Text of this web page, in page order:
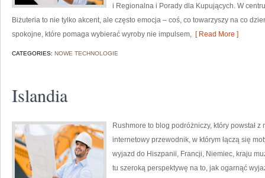
i Regionalna i Porady dla Kupujących. W
Biżuteria to nie tylko akcent, ale często emocja – coś, co towarzyszy na co
spokojne, które pomaga wybierać wyroby nie impulsem, [ Read More ]
CATEGORIES: NOWE TECHNOLOGIE
Islandia
Rushmore to blog podróżniczy, który powstał
internetowy przewodnik, w którym łączą się
wyjazd do Hiszpanii, Francji, Niemiec, kraju
tu szeroką perspektywę na to, jak ogarnąć